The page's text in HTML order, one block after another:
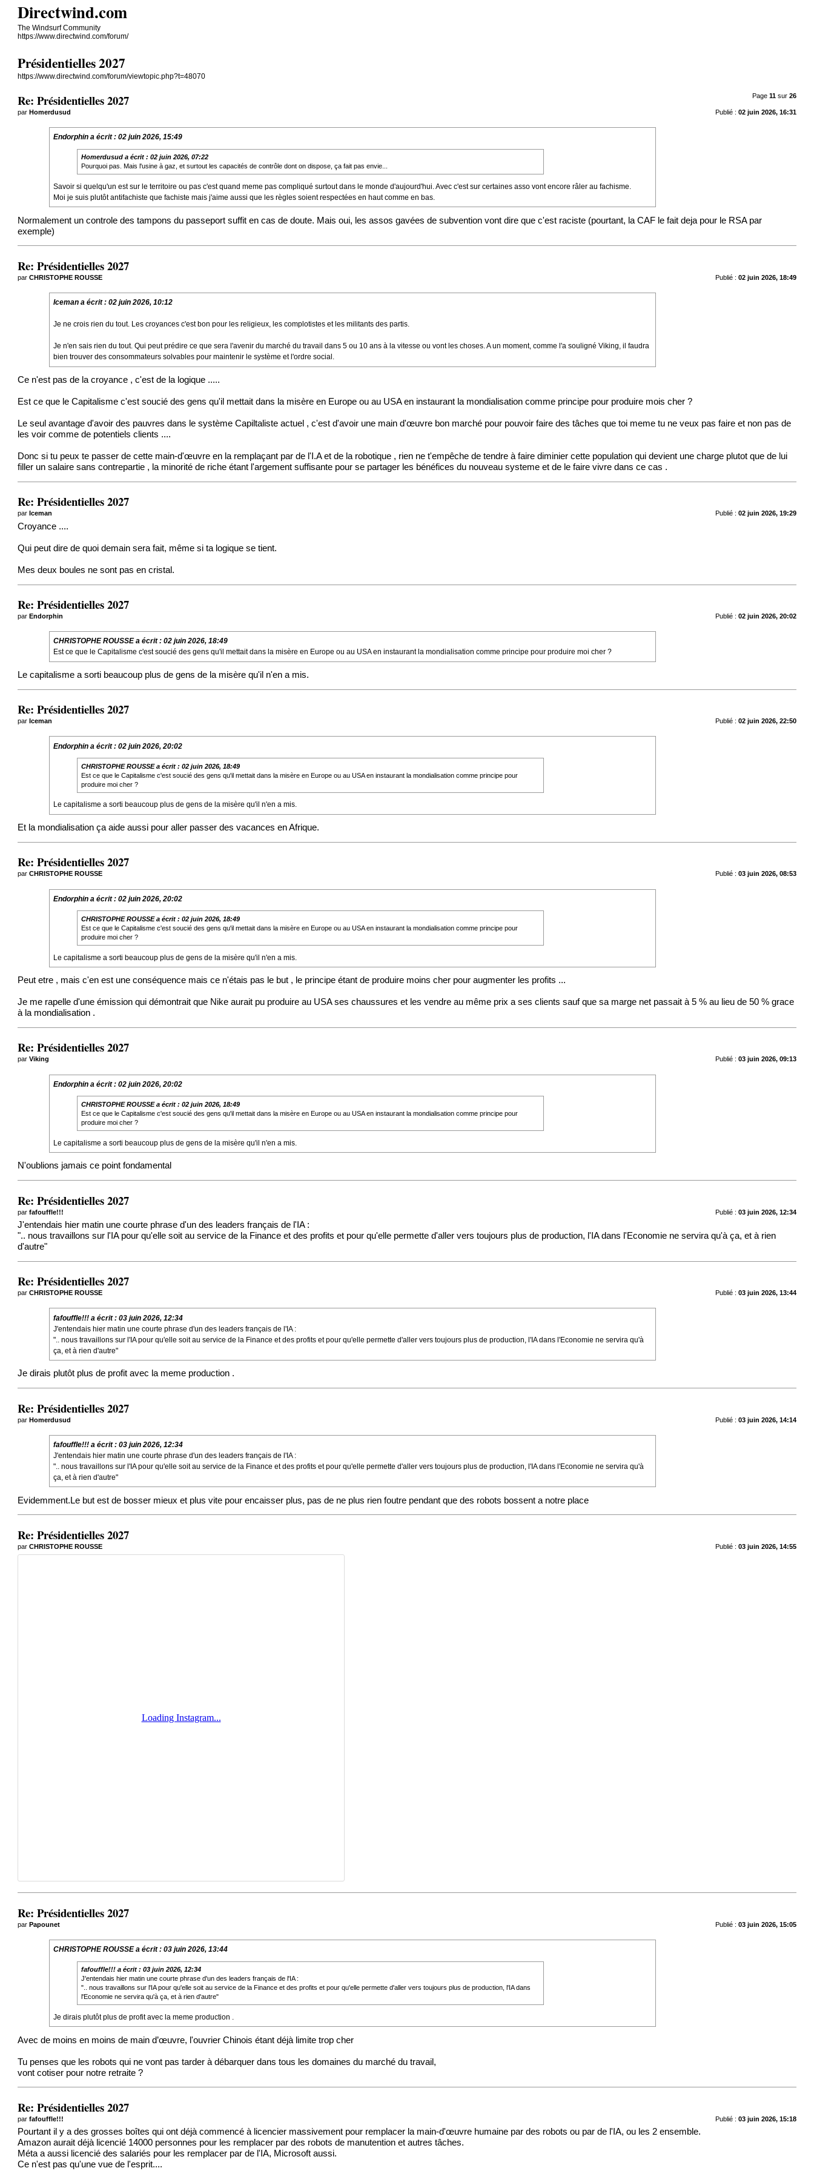
Directwind.com
The Windsurf Community
https://www.directwind.com/forum/
Présidentielles 2027
https://www.directwind.com/forum/viewtopic.php?t=48070
Page 11sur 26
Re: Présidentielles 2027
Publié : 02 juin 2026, 16:31
parHomerdusud
Endorphina écrit : 02 juin 2026, 15:49
Homerdusuda écrit : 02 juin 2026, 07:22
Pourquoi pas. Mais l'usine à gaz, et surtout les capacités de contrôle dont on dispose, ça fait pas envie...
Savoir si quelqu'un est sur le territoire ou pas c'est quand meme pas compliqué surtout dans le monde d'aujourd'hui. Avec c'est sur certaines asso vont encore râler au fachisme.
Moi je suis plutôt antifachiste que fachiste mais j'aime aussi que les règles soient respectées en haut comme en bas.
Normalement un controle des tampons du passeport suffit en cas de doute. Mais oui, les assos gavées de subvention vont dire que c'est raciste (pourtant, la CAF le fait deja pour le RSA par
exemple)
Re: Présidentielles 2027
Publié : 02 juin 2026, 18:49
parCHRISTOPHE ROUSSE
Icemana écrit : 02 juin 2026, 10:12
Je ne crois rien du tout. Les croyances c'est bon pour les religieux, les complotistes et les militants des partis.
Je n'en sais rien du tout. Qui peut prédire ce que sera l'avenir du marché du travail dans 5 ou 10 ans à la vitesse ou vont les choses. A un moment, comme l'a souligné Viking, il faudra
bien trouver des consommateurs solvables pour maintenir le système et l'ordre social.
Ce n'est pas de la croyance , c'est de la logique .....
Est ce que le Capitalisme c'est soucié des gens qu'il mettait dans la misère en Europe ou au USA en instaurant la mondialisation comme principe pour produire mois cher ?
Le seul avantage d'avoir des pauvres dans le système Capiltaliste actuel , c'est d'avoir une main d'œuvre bon marché pour pouvoir faire des tâches que toi meme tu ne veux pas faire et non pas de
les voir comme de potentiels clients ....
Donc si tu peux te passer de cette main-d'œuvre en la remplaçant par de l'I.A et de la robotique , rien ne t'empêche de tendre à faire diminier cette population qui devient une charge plutot que de lui
filler un salaire sans contrepartie , la minorité de riche étant l'argement suffisante pour se partager les bénéfices du nouveau systeme et de le faire vivre dans ce cas .
Re: Présidentielles 2027
Publié : 02 juin 2026, 19:29
par Iceman
Croyance ....
Qui peut dire de quoi demain sera fait, même si ta logique se tient.
Mes deux boules ne sont pas en cristal.
Re: Présidentielles 2027
Publié : 02 juin 2026, 20:02
parEndorphin
CHRISTOPHE ROUSSEa écrit : 02 juin 2026, 18:49
Est ce que le Capitalisme c'est soucié des gens qu'il mettait dans la misère en Europe ou au USA en instaurant la mondialisation comme principe pour produire moi cher ?
Le capitalisme a sorti beaucoup plus de gens de la misère qu'il n'en a mis.
Re: Présidentielles 2027
Publié : 02 juin 2026, 22:50
par Iceman
Endorphina écrit : 02 juin 2026, 20:02
CHRISTOPHE ROUSSEa écrit : 02 juin 2026, 18:49
Est ce que le Capitalisme c'est soucié des gens qu'il mettait dans la misère en Europe ou au USA en instaurant la mondialisation comme principe pour
produire moi cher ?
Le capitalisme a sorti beaucoup plus de gens de la misère qu'il n'en a mis.
Et la mondialisation ça aide aussi pour aller passer des vacances en Afrique.
Re: Présidentielles 2027
Publié : 03 juin 2026, 08:53
parCHRISTOPHE ROUSSE
Endorphina écrit : 02 juin 2026, 20:02
CHRISTOPHE ROUSSEa écrit : 02 juin 2026, 18:49
Est ce que le Capitalisme c'est soucié des gens qu'il mettait dans la misère en Europe ou au USA en instaurant la mondialisation comme principe pour
produire moi cher ?
Le capitalisme a sorti beaucoup plus de gens de la misère qu'il n'en a mis.
Peut etre , mais c'en est une conséquence mais ce n'étais pas le but , le principe étant de produire moins cher pour augmenter les profits ...
Je me rapelle d'une émission qui démontrait que Nike aurait pu produire au USA ses chaussures et les vendre au même prix a ses clients sauf que sa marge net passait à 5 % au lieu de 50 % grace
à la mondialisation .
Re: Présidentielles 2027
Publié : 03 juin 2026, 09:13
parViking
Endorphina écrit : 02 juin 2026, 20:02
CHRISTOPHE ROUSSEa écrit : 02 juin 2026, 18:49
Est ce que le Capitalisme c'est soucié des gens qu'il mettait dans la misère en Europe ou au USA en instaurant la mondialisation comme principe pour
produire moi cher ?
Le capitalisme a sorti beaucoup plus de gens de la misère qu'il n'en a mis.
N'oublions jamais ce point fondamental
Re: Présidentielles 2027
Publié : 03 juin 2026, 12:34
parfafouffle!!!
J'entendais hier matin une courte phrase d'un des leaders français de l'IA :
".. nous travaillons sur l'IA pour qu'elle soit au service de la Finance et des profits et pour qu'elle permette d'aller vers toujours plus de production, l'IA dans l'Economie ne servira qu'à ça, et à rien
d'autre"
Re: Présidentielles 2027
Publié : 03 juin 2026, 13:44
parCHRISTOPHE ROUSSE
fafouffle!!!a écrit : 03 juin 2026, 12:34
J'entendais hier matin une courte phrase d'un des leaders français de l'IA :
".. nous travaillons sur l'IA pour qu'elle soit au service de la Finance et des profits et pour qu'elle permette d'aller vers toujours plus de production, l'IA dans l'Economie ne servira qu'à
ça, et à rien d'autre"
Je dirais plutôt plus de profit avec la meme production .
Re: Présidentielles 2027
Publié : 03 juin 2026, 14:14
parHomerdusud
fafouffle!!!a écrit : 03 juin 2026, 12:34
J'entendais hier matin une courte phrase d'un des leaders français de l'IA :
".. nous travaillons sur l'IA pour qu'elle soit au service de la Finance et des profits et pour qu'elle permette d'aller vers toujours plus de production, l'IA dans l'Economie ne servira qu'à
ça, et à rien d'autre"
Evidemment.Le but est de bosser mieux et plus vite pour encaisser plus, pas de ne plus rien foutre pendant que des robots bossent a notre place
Re: Présidentielles 2027
Publié : 03 juin 2026, 14:55
parCHRISTOPHE ROUSSE
Re: Présidentielles 2027
Publié : 03 juin 2026, 15:05
parPapounet
CHRISTOPHE ROUSSEa écrit : 03 juin 2026, 13:44
fafouffle!!!a écrit : 03 juin 2026, 12:34
J'entendais hier matin une courte phrase d'un des leaders français de l'IA :
".. nous travaillons sur l'IA pour qu'elle soit au service de la Finance et des profits et pour qu'elle permette d'aller vers toujours plus de production, l'IA dans
l'Economie ne servira qu'à ça, et à rien d'autre"
Je dirais plutôt plus de profit avec la meme production .
Avec de moins en moins de main d’œuvre, l'ouvrier Chinois étant déjà limite trop cher
Tu penses que les robots qui ne vont pas tarder à débarquer dans tous les domaines du marché du travail,
vont cotiser pour notre retraite ?
Re: Présidentielles 2027
Publié : 03 juin 2026, 15:18
parfafouffle!!!
Pourtant il y a des grosses boîtes qui ont déjà commencé à licencier massivement pour remplacer la main-d'œuvre humaine par des robots ou par de l'IA, ou les 2 ensemble.
Amazon aurait déjà licencié 14000 personnes pour les remplacer par des robots de manutention et autres tâches.
Méta a aussi licencié des salariés pour les remplacer par de l'IA, Microsoft aussi.
Ce n'est pas qu'une vue de l'esprit....